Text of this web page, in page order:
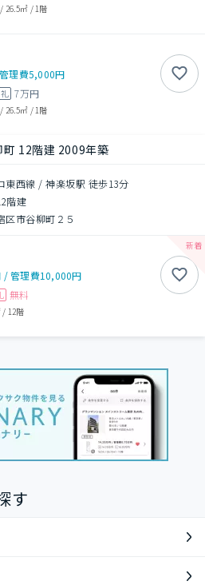
/ 26.5㎡ / 1階
管理費5,000円
礼 7万円
/ 26.5㎡ / 1階
町 12階建 2009年築
東西線 / 神楽坂駅 徒歩13分
階建
区市谷柳町２５
/管理費10,000円
無料
/ 12階
す